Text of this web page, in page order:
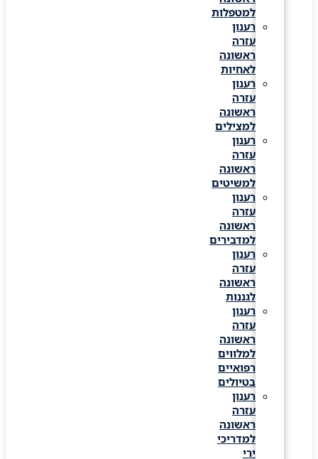
למטפלות
רענון
עזרה
ראשונה
לאחיות
רענון
עזרה
ראשונה
למצילים
רענון
עזרה
ראשונה
למשיטים
רענון
עזרה
ראשונה
למדבירים
רענון
עזרה
ראשונה
לגננות
רענון
עזרה
ראשונה
למלווים
רפואיים
בטיולים
רענון
עזרה
ראשונה
למדריכי